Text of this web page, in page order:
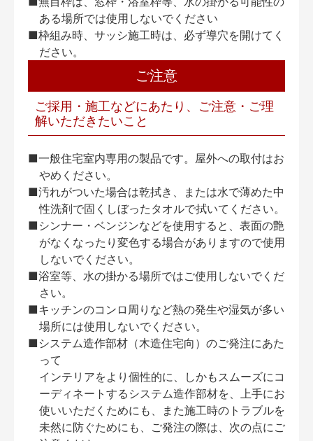
ある場所では使用しないでください
■枠組み時、サッシ施工時は、必ず導穴を開けてく
ださい。
ご注意
ご採用・施工などにあたり、ご注意・ご理
解いただきたいこと
■一般住宅室内専用の製品です。屋外への取付はお
やめください。
■汚れがついた場合は乾拭き、または水で薄めた中
性洗剤で固くしぼったタオルで拭いてください。
■シンナー・ベンジンなどを使用すると、表面の艶
がなくなったり変色する場合がありますので使用
しないでください。
■浴室等、水の掛かる場所ではご使用しないでくだ
さい。
■キッチンのコンロ周りなど熱の発生や湿気が多い
場所には使用しないでください。
■システム造作部材（木造住宅向）のご発注にあた
って
インテリアをより個性的に、しかもスムーズにコ
ーディネートするシステム造作部材を、上手にお
使いいただくためにも、また施工時のトラブルを
未然に防ぐためにも、ご発注の際は、次の点にご